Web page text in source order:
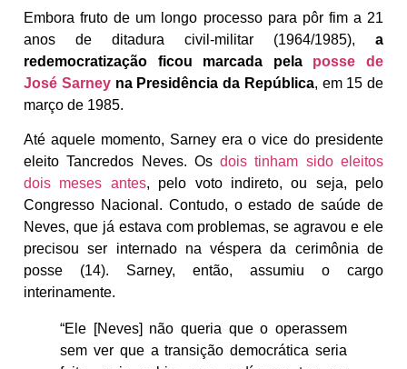
Embora fruto de um longo processo para pôr fim a 21
anos de ditadura civil-militar (1964/1985), a
redemocratização ficou marcada pela posse de
José Sarneyna Presidência da República, em 15 de
março de 1985.
Até aquele momento, Sarney era o vice do presidente
eleito Tancredos Neves. Osdois tinham sido eleitos
dois meses antes, pelo voto indireto, ou seja, pelo
Congresso Nacional. Contudo, o estado de saúde de
Neves, que já estava com problemas, se agravou e ele
precisou ser internado na véspera da cerimônia de
posse (14). Sarney, então, assumiu o cargo
interinamente.
“Ele [Neves] não queria que o operassem
sem ver que a transição democrática seria